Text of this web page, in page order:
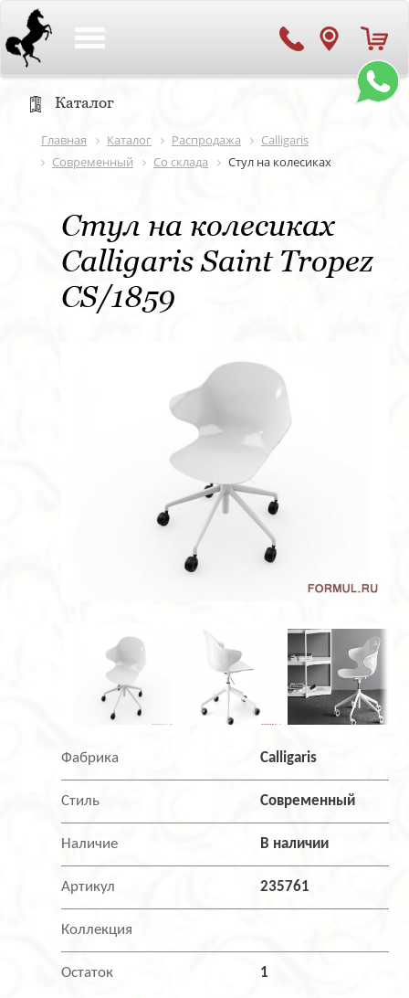
Каталог
Главная Каталог Распродажа
Calligaris
Современный
Со склада Стул на колесиках
Стул на колесиках
Calligaris Saint Tropez
CS/1859
Фабрика Calligaris
Стиль Современный
Наличие В наличии
Артикул 235761
Коллекция
Остаток 1